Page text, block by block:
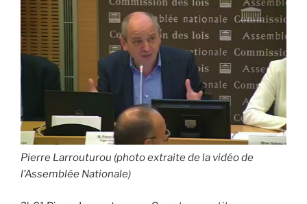
Pierre Larrouturou (photo extraite de la vidéo de
l’Assemblée Nationale)